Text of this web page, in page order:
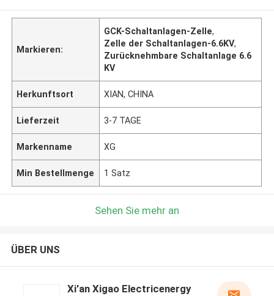
Markieren:
GCK-Schaltanlagen-Zelle,
Zelle der Schaltanlagen-6.6KV,
Zurücknehmbare Schaltanlage 6.6
KV
Herkunftsort XIAN, CHINA
Lieferzeit 3-7 TAGE
Markenname XG
Min Bestellmenge 1 Satz
Sehen Sie mehr an
ÜBER UNS
Xi'an Xigao Electricenergy